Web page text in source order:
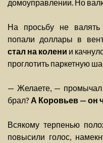
домоуправлении. Но
На просьбу не валять
попали доллары в
стал на колени и
проглотить паркетную
— Желаете, — промычал
брал? А Коровьев — он
Всякому терпенью
повысили голос,